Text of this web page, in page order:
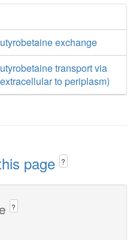
exchange
transport via
to periplasm)
page ?
?